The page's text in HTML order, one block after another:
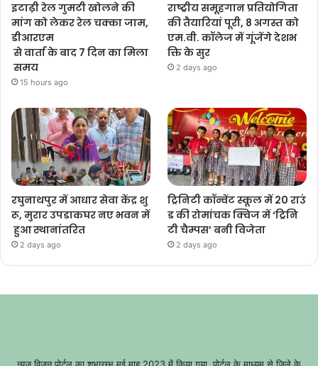
इटाढ़ी रेल गुमटी खोलने की
मांग को लेकर रेल चक्का जाम,
डीआरएम
से वार्ता के बाद 7 दिन का मिला
समय
15 hours ago
राष्ट्रीय समूहगान प्रतियोगिता
की तैयारियां पूरी, 8 अगस्त को
एम.वी. कॉलेज में गूंजेंगे देशभ
क्ति के सुर
2 days ago
रघुनाथपुर में आधार सेवा केंद्र शु
रू, मुरार उपडाकघर नए भवन में
हुआ स्थानांतरित
2 days ago
ट्रिनिटी कॉन्वेंट स्कूल में 20 राउं
ड की रोमांचक क्विज में ‘ट्रिनि
टी चैम्पस’ बनी विजेता
2 days ago